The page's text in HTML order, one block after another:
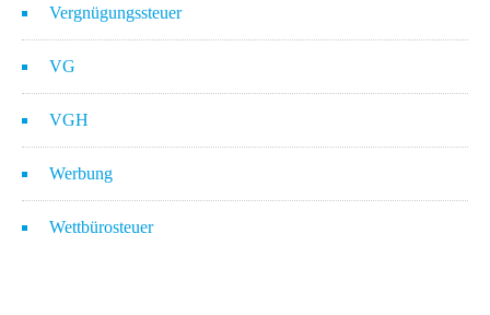
Vergnügungssteuer
VG
VGH
Werbung
Wettbürosteuer